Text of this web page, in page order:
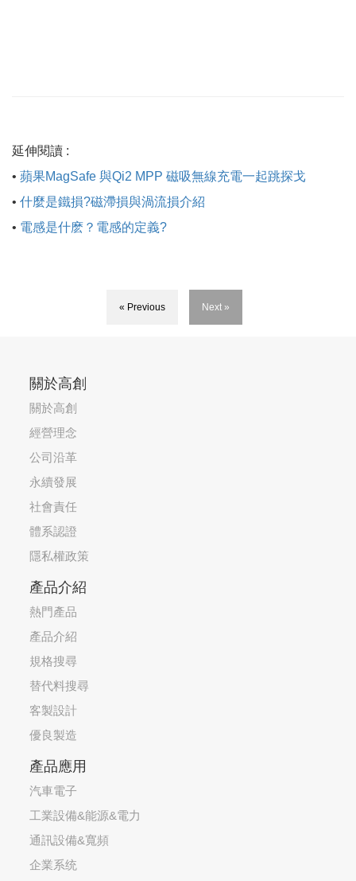
​​​​​​​延伸閱讀 :
• 蘋果MagSafe 與Qi2 MPP 磁吸無線充電一起跳探戈
• 什麼是鐵損?磁滯損與渦流損介紹
• 電感是什麽？電感的定義?
« Previous Next »
關於高創
關於高創
經營理念
公司沿革
永續發展
社會責任
體系認證
隱私權政策
產品介紹
熱門產品
產品介紹
規格搜尋
替代料搜尋
客製設計
優良製造
產品應用
汽車電子
工業設備&能源&電力
通訊設備&寬頻
企業系统